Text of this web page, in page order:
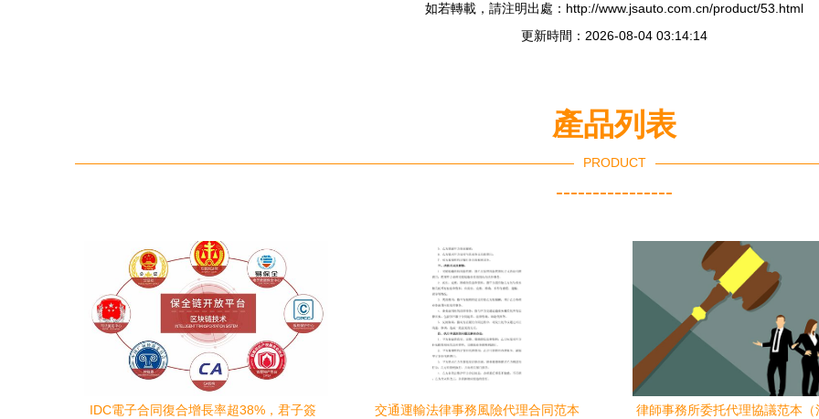
如若轉載，請注明出處：http://www.jsauto.com.cn/product/53.html
更新時間：2026-08-04 03:14:14
產品列表
PRODUCT
----------------
IDC電子合同復合增長率超38%，君子簽
交通運輸法律事務風險代理合同范本
律師事務所委托代理協議范本（